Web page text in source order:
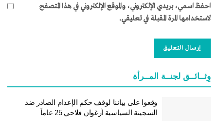
احفظ اسمي، بريدي الإلكتروني، والموقع الإلكتروني في هذا المتصفح
لاستخدامها المرة المقبلة في تعليقي.
وِثــائــق لجنــة المــرأة
وقعوا على بياننا لوقف حكم الإعدام الصادر ضد
السجينة السياسية أرغوان فلاحي 25 عاماً